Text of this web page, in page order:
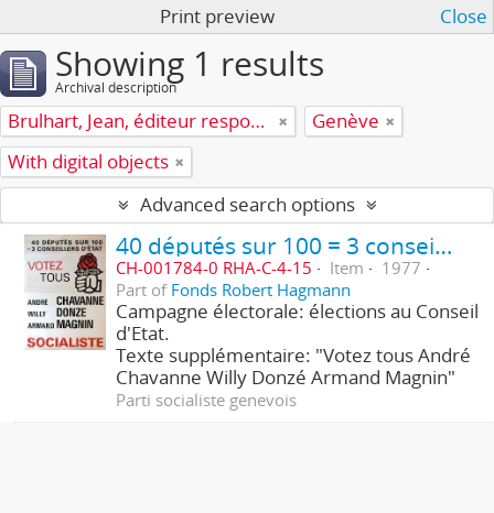
Print preview Close
Showing 1 results
Archival description
Brulhart, Jean, éditeur responsable
Genève
With digital objects
Advanced search options
40 députés sur 100 = 3 conseillers d'Etat - Socialiste
CH-001784-0 RHA-C-4-15 Item
1977
Part of Fonds Robert Hagmann
Campagne électorale: élections au Conseil
d'Etat.
Texte supplémentaire: "Votez tous André
Chavanne Willy Donzé Armand Magnin"
Parti socialiste genevois